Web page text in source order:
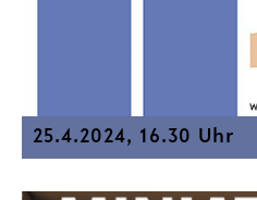
25.4.2024, 16.30 Uhr